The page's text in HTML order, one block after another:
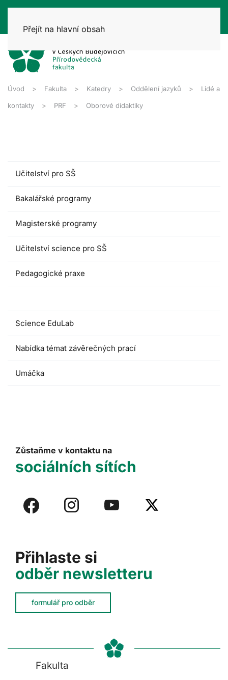
Přejít na hlavní obsah
Úvod Fakulta Katedry Oddělení jazyků Lidé a
kontakty PRF Oborové didaktiky
Učitelství pro SŠ
Bakalářské programy
Magisterské programy
Učitelství science pro SŠ
Pedagogické praxe
Science EduLab
Nabídka témat závěrečných prací
Umáčka
Přihlaste si
odběr newsletteru
formulář pro odběr
Zůstaňme v kontaktu na
sociálních sítích
Fakulta